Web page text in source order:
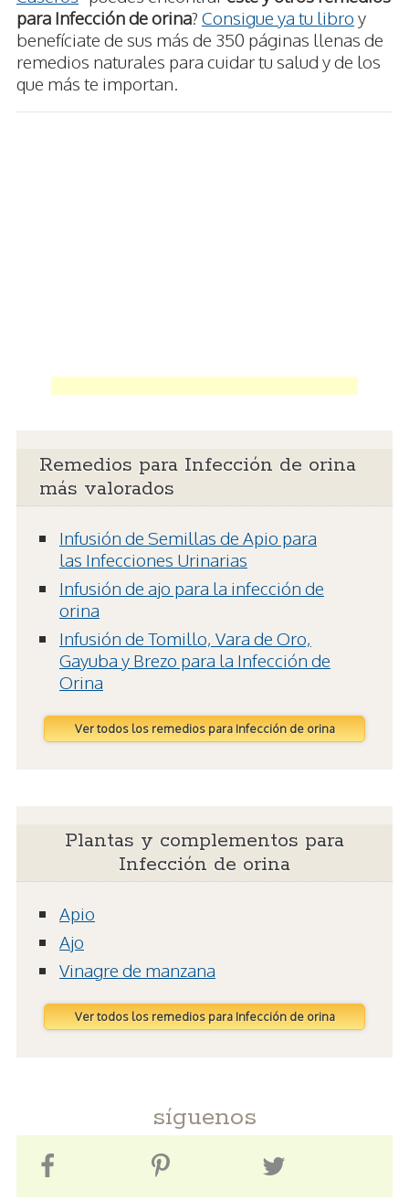
para Infección de orina? Consigue ya tu libro y
benefíciate de sus más de 350 páginas llenas de
remedios naturales para cuidar tu salud y de los
que más te importan.
Remedios para Infección de orina
más valorados
Infusión de Semillas de Apio para
las Infecciones Urinarias
Infusión de ajo para la infección de
orina
Infusión de Tomillo, Vara de Oro,
Gayuba y Brezo para la Infección de
Orina
Ver todos los remedios para Infección de orina
Plantas y complementos para
Infección de orina
Apio
Ajo
Vinagre de manzana
Ver todos los remedios para Infección de orina
síguenos